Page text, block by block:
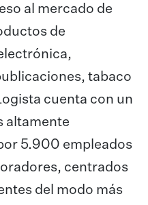
al mercado de
de
tabaco
cuenta con un
altamente
5.900 empleados
centrados
del modo más